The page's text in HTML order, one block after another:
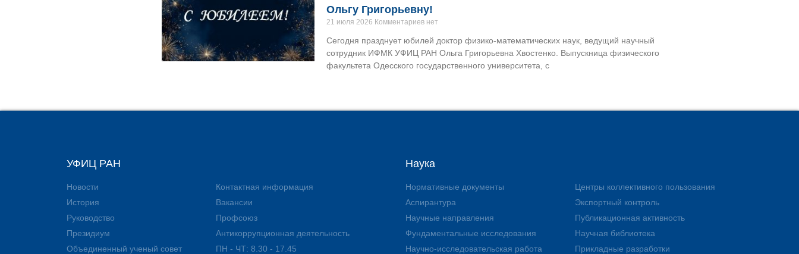
Ольгу Григорьевну!
21 июля 2026 Комментариев нет
Сегодня празднует юбилей доктор физико-математических наук, ведущий научный
сотрудник ИФМК УФИЦ РАН Ольга Григорьевна Хвостенко. Выпускница физического
факультета Одесского государственного университета, с
УФИЦ РАН
Новости
История
Руководство
Президиум
Объединенный ученый совет
Контактная информация
Вакансии
Профсоюз
Антикоррупционная деятельность
ПН - ЧТ: 8.30 - 17.45
Наука
Нормативные документы
Аспирантура
Научные направления
Фундаментальные исследования
Научно-исследовательская работа
Центры коллективного пользования
Экспортный контроль
Публикационная активность
Научная библиотека
Прикладные разработки